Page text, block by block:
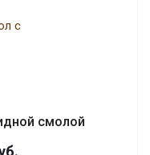
смолой